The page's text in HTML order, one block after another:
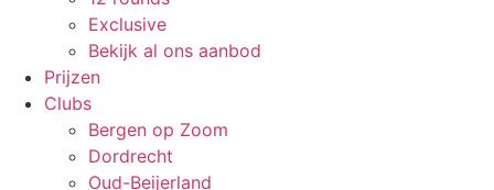
Exclusive
Bekijk al ons aanbod
Prijzen
Clubs
Bergen op Zoom
Dordrecht
Oud-Beijerland